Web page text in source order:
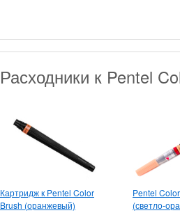
Расходники к Pentel
Картридж к Pentel Color
Brush (оранжевый)
Pentel
(светло-